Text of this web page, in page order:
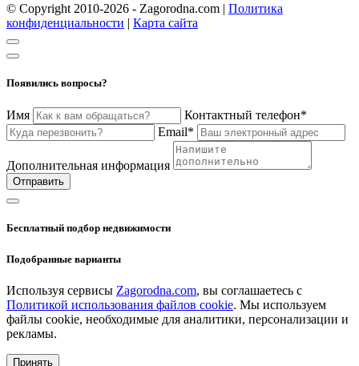
© Copyright 2010-2026 - Zagorodna.com | Политика
конфиденциальности | Карта сайта
Появились вопросы?
Имя
Контактный телефон*
Email*
Дополнительная информация
Отправить
Бесплатный подбор недвижимости
Подобранные варианты
Используя сервисы Zagorodna.com, вы соглашаетесь с
Политикой использования файлов cookie. Мы используем
файлы cookie, необходимые для аналитики, персонализации и
рекламы.
Принять